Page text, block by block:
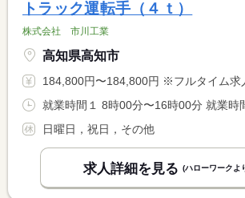
トラック運転手（４ｔ）
株式会社 市川工業
高知県高知市
184,800円〜184,800円 ※フルタイム求人の場合は月額（換算額）、パート求人の場合
日曜日，祝日，その他
求人詳細を見る (ハローワークよ